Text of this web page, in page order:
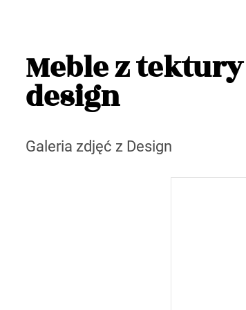
Meble z
design
Galeria zdjęć z Design